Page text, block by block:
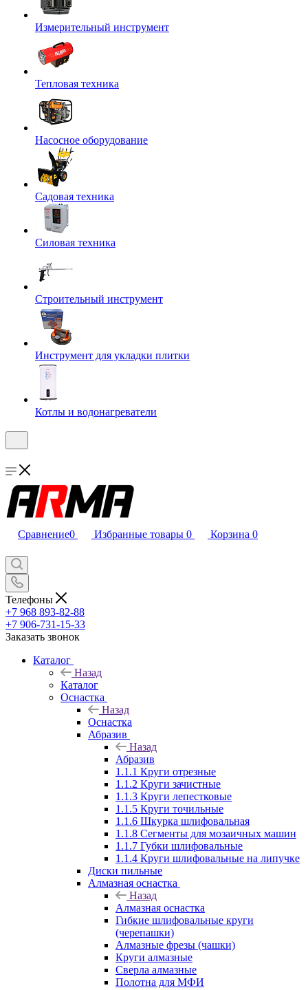
Измерительный инструмент
Тепловая техника
Насосное оборудование
Садовая техника
Силовая техника
Строительный инструмент
Инструмент для укладки плитки
Котлы и водонагреватели
Сравнение0 Избранные товары 0 Корзина 0
Телефоны
+7 968 893-82-88
+7 906-731-15-33
Заказать звонок
Каталог
Назад
Каталог
Оснастка
Назад
Оснастка
Абразив
Назад
Абразив
1.1.1 Круги отрезные
1.1.2 Круги зачистные
1.1.3 Круги лепестковые
1.1.5 Круги точильные
1.1.6 Шкурка шлифовальная
1.1.8 Сегменты для мозаичных машин
1.1.7 Губки шлифовальные
1.1.4 Круги шлифовальные на липучке
Диски пильные
Алмазная оснастка
Назад
Алмазная оснастка
Гибкие шлифовальные круги
(черепашки)
Алмазные фрезы (чашки)
Круги алмазные
Сверла алмазные
Полотна для МФИ